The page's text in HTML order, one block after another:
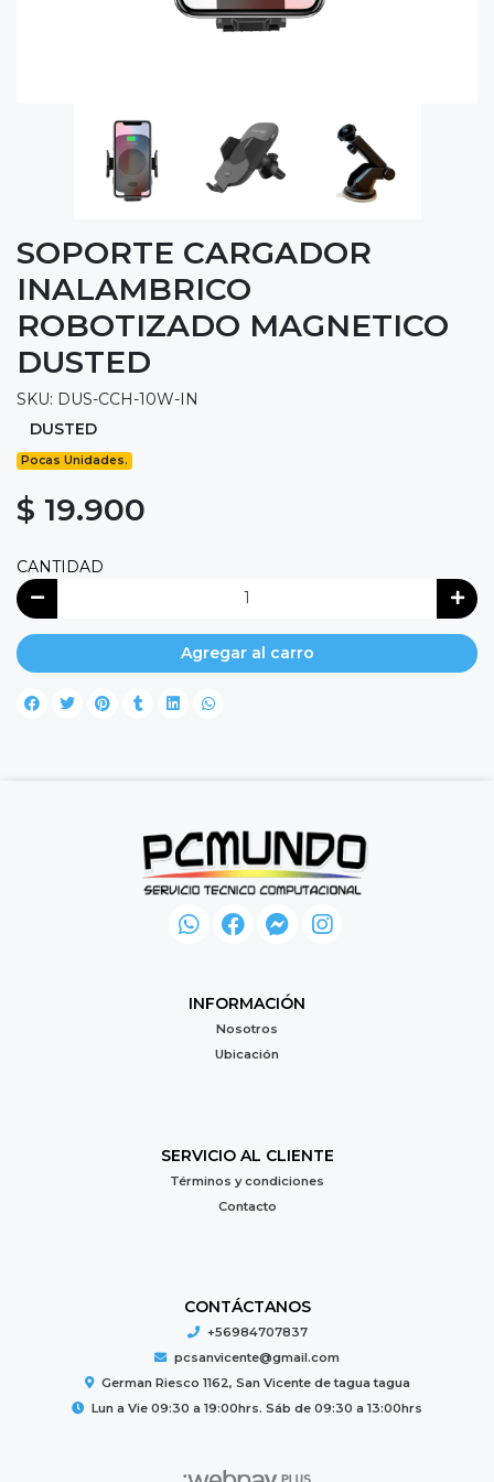
SOPORTE CARGADOR
INALAMBRICO
ROBOTIZADO MAGNETICO
DUSTED
SKU: DUS-CCH-10W-IN
DUSTED
Pocas Unidades.
$ 19.900
CANTIDAD
Agregar al carro
INFORMACIÓN
Nosotros
Ubicación
SERVICIO AL CLIENTE
Términos y condiciones
Contacto
CONTÁCTANOS
+56984707837
pcsanvicente@gmail.com
German Riesco 1162, San Vicente de tagua tagua
Lun a Vie 09:30 a 19:00hrs. Sáb de 09:30 a 13:00hrs